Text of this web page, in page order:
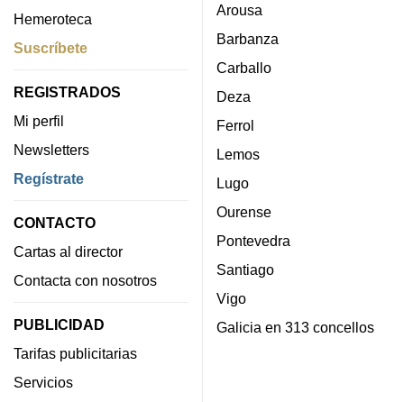
Hemeroteca
Suscríbete
REGISTRADOS
Mi perfil
Newsletters
Regístrate
CONTACTO
Cartas al director
Contacta con nosotros
PUBLICIDAD
Tarifas publicitarias
Servicios
Arousa
Barbanza
Carballo
Deza
Ferrol
Lemos
Lugo
Ourense
Pontevedra
Santiago
Vigo
Galicia en 313 concellos